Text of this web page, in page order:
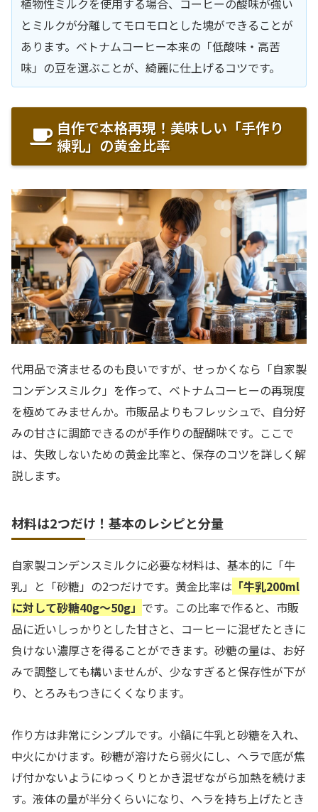
とミルクが分離してモロモロとした塊ができることが
あります。ベトナムコーヒー本来の「低酸味・高苦
味」の豆を選ぶことが、綺麗に仕上げるコツです。
自作で本格再現！美味しい「手作り
練乳」の黄金比率
代用品で済ませるのも良いですが、せっかくなら「自家製
コンデンスミルク」を作って、ベトナムコーヒーの再現度
を極めてみませんか。市販品よりもフレッシュで、自分好
みの甘さに調節できるのが手作りの醍醐味です。ここで
は、失敗しないための黄金比率と、保存のコツを詳しく解
説します。
材料は2つだけ！基本のレシピと分量
自家製コンデンスミルクに必要な材料は、基本的に「牛
乳」と「砂糖」の2つだけです。黄金比率は 「牛乳200ml
に対して砂糖40g〜50g」 です。この比率で作ると、市販
品に近いしっかりとした甘さと、コーヒーに混ぜたときに
負けない濃厚さを得ることができます。砂糖の量は、お好
みで調整しても構いませんが、少なすぎると保存性が下が
り、とろみもつきにくくなります。
作り方は非常にシンプルです。小鍋に牛乳と砂糖を入れ、
中火にかけます。砂糖が溶けたら弱火にし、ヘラで底が焦
げ付かないようにゆっくりとかき混ぜながら加熱を続けま
す。液体の量が半分くらいになり、ヘラを持ち上げたとき